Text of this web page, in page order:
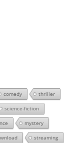
comedy thriller
science-fiction
mystery
streaming